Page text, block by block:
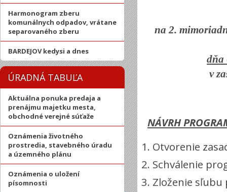
Harmonogram zberu
komunálnych odpadov, vrátane
separovaného zberu
BARDEJOV kedysi a dnes
ÚRADNÁ TABUĽA
Aktuálna ponuka predaja a
prenájmu majetku mesta,
obchodné verejné súťaže
Oznámenia životného
prostredia, stavebného úradu
a územného plánu
Oznámenia o uložení
písomnosti
na 2.
dňa
v
NÁVRH
Otvorenie
Schválenie
Zloženie